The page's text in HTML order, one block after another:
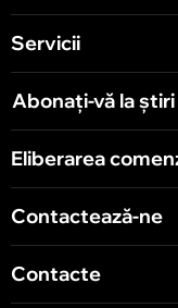
Chișinău
Servicii
Abonați-vă la știri
Eliberarea
Contactează-ne
Contacte